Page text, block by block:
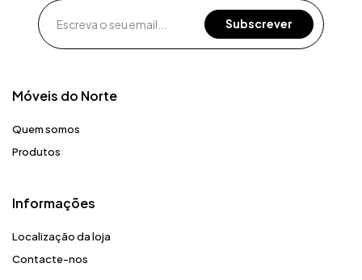
Móveis do Norte​
Quem somos
Produtos
Informações
Localização da loja
Contacte-nos